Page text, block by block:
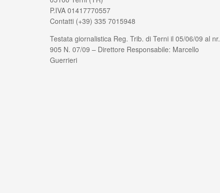
P.IVA 01417770557
Contatti (+39) 335 7015948
Testata giornalistica Reg. Trib. di Terni il 05/06/09 al nr.
905 N. 07/09 – Direttore Responsabile: Marcello
Guerrieri